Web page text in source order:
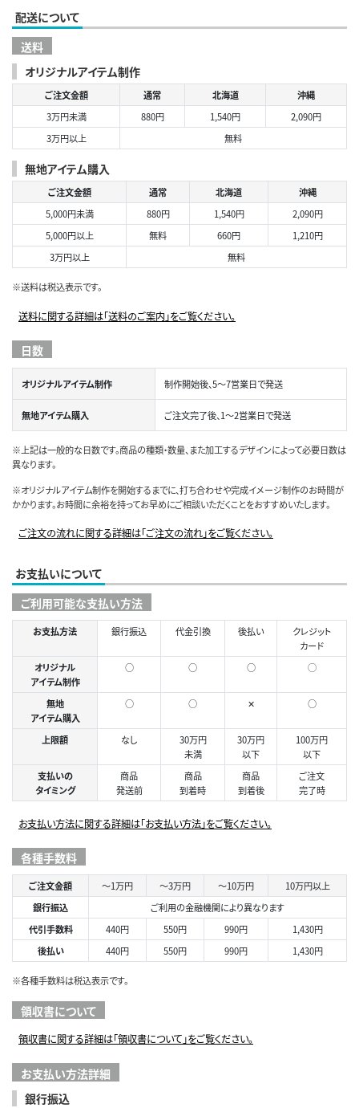
配送について
送料
オリジナルアイテム制作
ご注文金額 通常 北海道
沖縄
3万円未満
880円 1,540円
2,090円
3万円以上
無料
無地アイテム購入
ご注文金額 通常 北海道
沖縄
5,000円未満
880円 1,540円
2,090円
5,000円以上
無料 660円
1,210円
3万円以上
無料
※送料は税込表示です。
送料に関する詳細は「送料のご案内」をご覧ください。
日数
オリジナルアイテム制作 制作開始後、5～7営業日で発送
無地アイテム購入 ご注文完了後、1～2営業日で発送
※上記は一般的な日数です。商品の種類・数量、また加工するデザインによって必要日数は
異なります。
※オリジナルアイテム制作を開始するまでに、打ち合わせや完成イメージ制作のお時間が
かかります。お時間に余裕を持ってお早めにご相談いただくことをおすすめいたします。
ご注文の流れに関する詳細は「ご注文の流れ」をご覧ください。
お支払いについて
ご利用可能な支払い方法
お支払方法 銀行振込 代金引換 後払い
クレジット
カード
オリジナル
アイテム制作
○ ○ ○ ◯
無地
アイテム購入
○ ○ ✕ ○
上限額 なし
30万円
未満
30万円
以下
100万円
以下
支払いの
タイミング
商品
発送前
商品
到着時
商品
到着後
ご注文
完了時
お支払い方法に関する詳細は「お支払い方法」をご覧ください。
各種手数料
ご注文金額 ～1万円 ～3万円 ～10万円
10万円以上
銀行振込
ご利用の金融機関により異なります
代引手数料
440円 550円 990円
1,430円
後払い
440円 550円 990円 1,430円
※各種手数料は税込表示です。
領収書について
領収書に関する詳細は「領収書について」をご覧ください。
お支払い方法詳細
銀行振込